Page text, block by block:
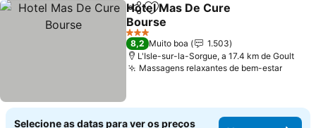
PartilharAdicionar aos favoritos
Hotel Mas De Cure
Bourse
Ver preços
3 Estrelas
8,2 Muito boa
1.503
L'Isle-sur-la-Sorgue, a 17.4 km de Goult
Massagens relaxantes de bem-estarVer
Selecione as datas para ver os preços